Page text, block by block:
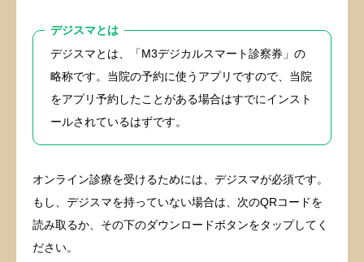
デジスマとは
デジスマとは、「M3デジカルスマート診察券」の
略称です。当院の予約に使うアプリですので、当院
をアプリ予約したことがある場合はすでにインスト
ールされているはずです。
オンライン診療を受けるためには、デジスマが必須です。
もし、デジスマを持っていない場合は、次のQRコードを
読み取るか、その下のダウンロードボタンをタップしてく
ださい。